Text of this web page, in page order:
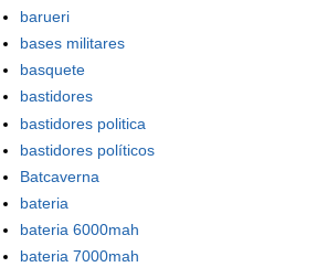
barueri
bases militares
basquete
bastidores
bastidores politica
bastidores políticos
Batcaverna
bateria
bateria 6000mah
bateria 7000mah